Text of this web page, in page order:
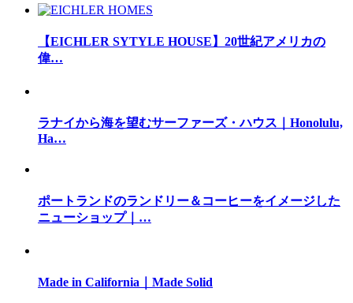
【EICHLER SYTYLE HOUSE】20世紀アメリカの
偉…
ラナイから海を望むサーファーズ・ハウス｜Honolulu,
Ha…
ポートランドのランドリー＆コーヒーをイメージした
ニューショップ｜…
Made in California｜Made Solid